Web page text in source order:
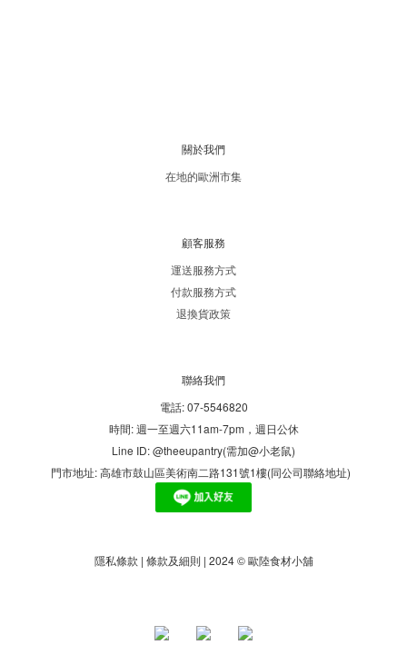
關於我們
在地的歐洲市集
顧客服務
運送服務方式
付款服務方式
退換貨政策
聯絡我們
電話: 07-5546820
時間: 週一至週六11am-7pm，週日公休
Line ID: @theeupantry(需加@小老鼠)
門市地址: 高雄市鼓山區美術南二路131號1樓(同公司聯絡地址)
隱私條款 | 條款及細則 | 2024 © 歐陸食材小舖